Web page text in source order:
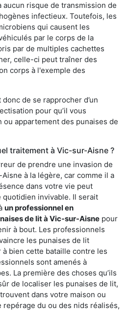
aucun risque de transmission de
infectieux. Toutefois, les
qui causent les
par le corps de la
par de multiples cachettes
celle-ci peut traîner des
corps à l'exemple des
de se rapprocher d’un
pour qu’il vous
ou appartement des punaises de
traitement à Vic-sur-Aisne ?
de prendre une invasion de
à la légère, car comme il a
dans votre vie peut
invivable. Il serait
un professionnel en
de lit à Vic-sur-Aisne pour
à bout. Les professionnels
les punaises de lit
bien cette bataille contre les
sont amenés à
La première des choses qu’ils
de localiser les punaises de lit,
dans votre maison ou
du ou des nids réalisés,